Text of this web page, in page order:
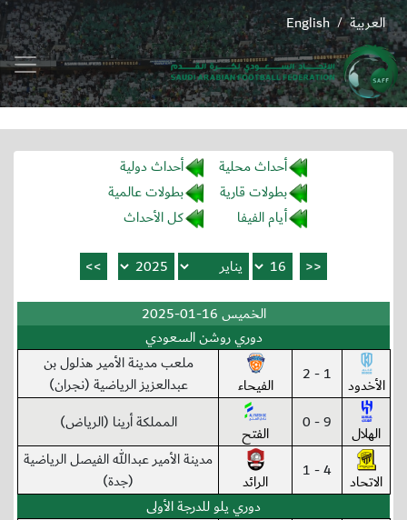
English / العربية
أحداث محلية
أحداث دولية
بطولات قارية
بطولات عالمية
أيام الفيفا
كل الأحداث
الخميس 16-01-2025
دوري روشن السعودي
الأخدود 1 - 2 الفيحاء
ملعب مدينة الأمير هذلول بن
عبدالعزيز الرياضية (نجران)
الهلال 9 - 0 الفتح المملكة أرينا (الرياض)
الاتحاد 4 - 1 الرائد
مدينة الأمير عبدالله الفيصل الرياضية
(جدة)
دوري يلو للدرجة الأولى